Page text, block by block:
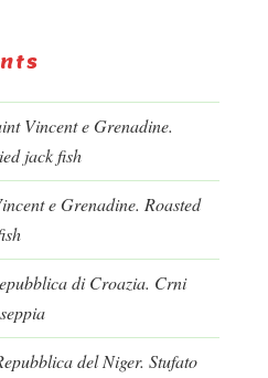
Vincent e Grenadine.
jack fish
e Grenadine. Roasted
di Croazia. Crni
del Niger. Stufato